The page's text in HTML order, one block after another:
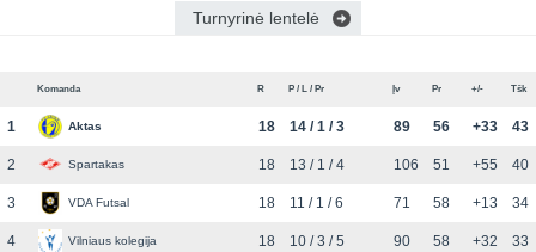
Turnyrinė lentelė
Komanda R P / L / Pr Įv Pr +/- Tšk
1 Aktas 18 14 / 1 / 3 89 56 +33 43
2 Spartakas 18 13 / 1 / 4 106 51 +55 40
3 VDA Futsal 18 11 / 1 / 6 71 58 +13 34
4 Vilniaus kolegija 18 10 / 3 / 5 90 58 +32 33